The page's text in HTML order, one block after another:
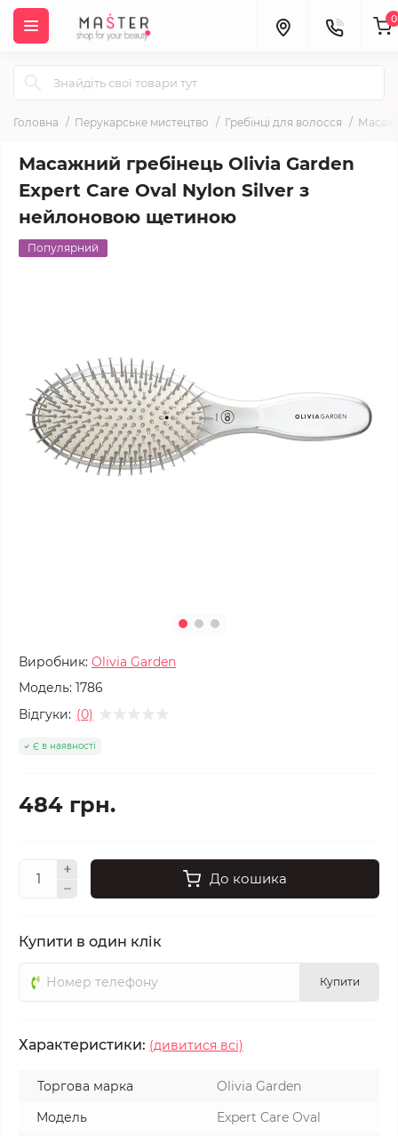
0
Головна Перукарське мистецтво Гребінці для волосся
Масажний гребінець Olivia Garden
Expert Care Oval Nylon Silver з
нейлоновою щетиною
Популярний
Виробник: Olivia Garden
Модель: 1786
Відгуки: (0)
Є в наявності
484 грн.
До кошика
Купити в один клік
Купити
Характеристики: (дивитися всі)
Торгова марка
Olivia Garden
Модель
Expert Care Oval